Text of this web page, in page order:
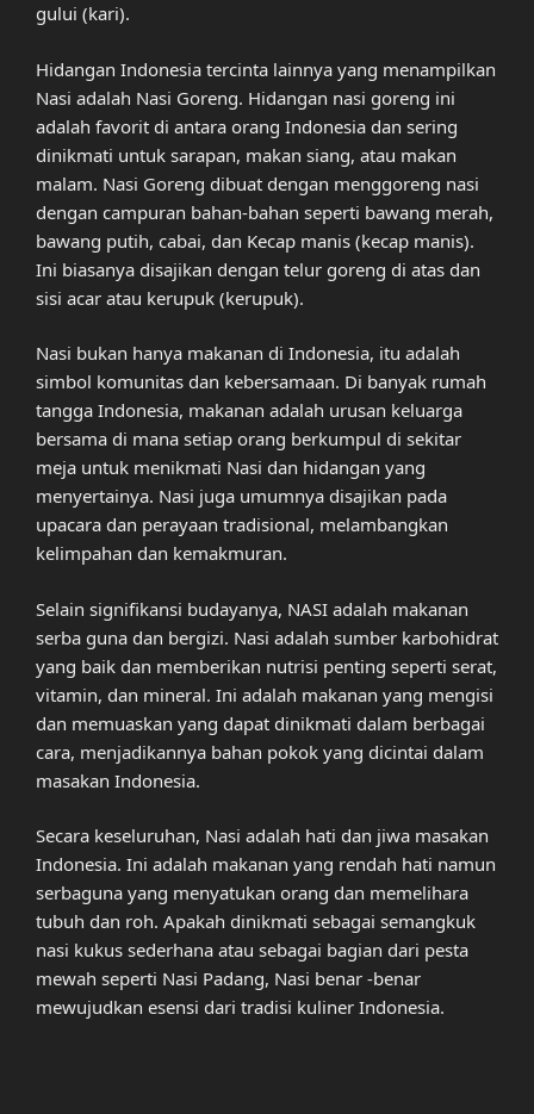
gului (kari).
Hidangan Indonesia tercinta lainnya yang menampilkan
Nasi adalah Nasi Goreng. Hidangan nasi goreng ini
adalah favorit di antara orang Indonesia dan sering
dinikmati untuk sarapan, makan siang, atau makan
malam. Nasi Goreng dibuat dengan menggoreng nasi
dengan campuran bahan-bahan seperti bawang merah,
bawang putih, cabai, dan Kecap manis (kecap manis).
Ini biasanya disajikan dengan telur goreng di atas dan
sisi acar atau kerupuk (kerupuk).
Nasi bukan hanya makanan di Indonesia, itu adalah
simbol komunitas dan kebersamaan. Di banyak rumah
tangga Indonesia, makanan adalah urusan keluarga
bersama di mana setiap orang berkumpul di sekitar
meja untuk menikmati Nasi dan hidangan yang
menyertainya. Nasi juga umumnya disajikan pada
upacara dan perayaan tradisional, melambangkan
kelimpahan dan kemakmuran.
Selain signifikansi budayanya, NASI adalah makanan
serba guna dan bergizi. Nasi adalah sumber karbohidrat
yang baik dan memberikan nutrisi penting seperti serat,
vitamin, dan mineral. Ini adalah makanan yang mengisi
dan memuaskan yang dapat dinikmati dalam berbagai
cara, menjadikannya bahan pokok yang dicintai dalam
masakan Indonesia.
Secara keseluruhan, Nasi adalah hati dan jiwa masakan
Indonesia. Ini adalah makanan yang rendah hati namun
serbaguna yang menyatukan orang dan memelihara
tubuh dan roh. Apakah dinikmati sebagai semangkuk
nasi kukus sederhana atau sebagai bagian dari pesta
mewah seperti Nasi Padang, Nasi benar -benar
mewujudkan esensi dari tradisi kuliner Indonesia.